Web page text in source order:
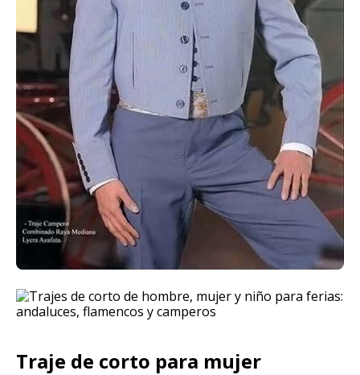
Traje de corto para mujer